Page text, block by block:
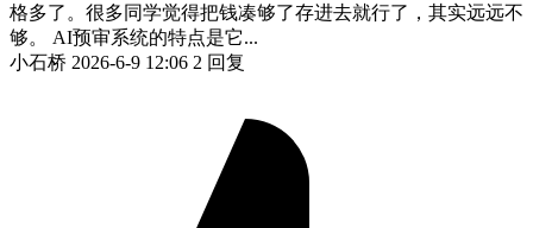
格多了。很多同学觉得把钱凑够了存进去就行了，其实远远不
够。 AI预审系统的特点是它...
小石桥 2026-6-9 12:06 2 回复